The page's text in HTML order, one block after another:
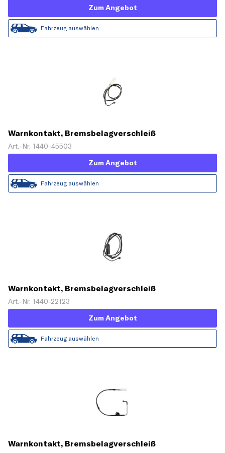
Zum Angebot
Fahrzeug auswählen
Warnkontakt, Bremsbelagverschleiß
Art.-Nr. 1440-45503
Zum Angebot
Fahrzeug auswählen
Warnkontakt, Bremsbelagverschleiß
Art.-Nr. 1440-22123
Zum Angebot
Fahrzeug auswählen
Warnkontakt, Bremsbelagverschleiß